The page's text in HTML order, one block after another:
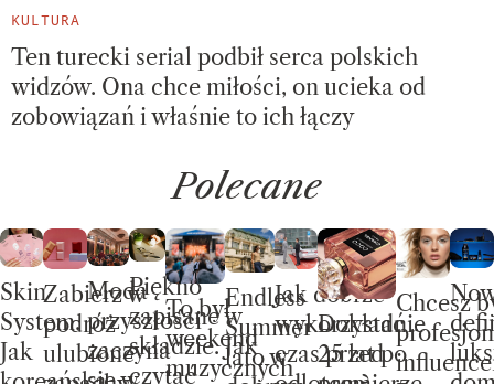
KULTURA
Ten turecki serial podbił serca polskich
widzów. Ona chce miłości, on ucieka od
zobowiązań i właśnie to ich łączy
Polecane
Skin
System.
Jak
Zabierz w
podróż
ulubione
Moda
przyszłości
zaczyna
Piękno
zapisane w
składzie. Jak
czytać
To był
weekend
muzycznych
Endless
Summer –
lato w
Jak dobrze
wykorzystać
czas przed
Dokładnie
25 lat po
Chcesz